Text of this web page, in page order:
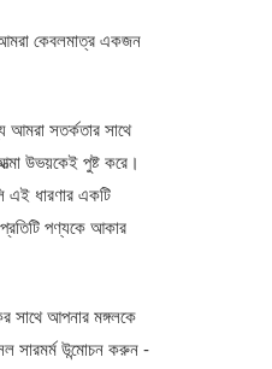
আমরা কেবলমাত্র একজন
আমরা সতর্কতার সাথে
উভয়কেই পুষ্ট করে।
এই ধারণার একটি
পণ্যকে আকার
সাথে আপনার মঙ্গলকে
সারমর্ম উন্মোচন করুন -